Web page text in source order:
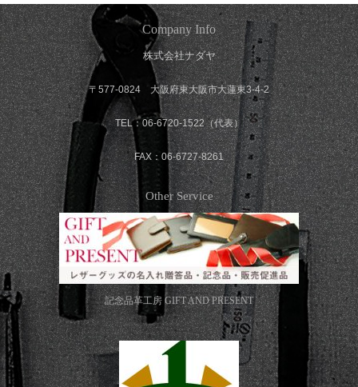
Company Info
株式会社ナダヤ
〒577-0824 大阪府東大阪市大蓮東3-4-2
TEL：06-6720-1522（代表）
FAX：06-6727-8261
Other Service
記念品革工房 GIFT AND PRESENT